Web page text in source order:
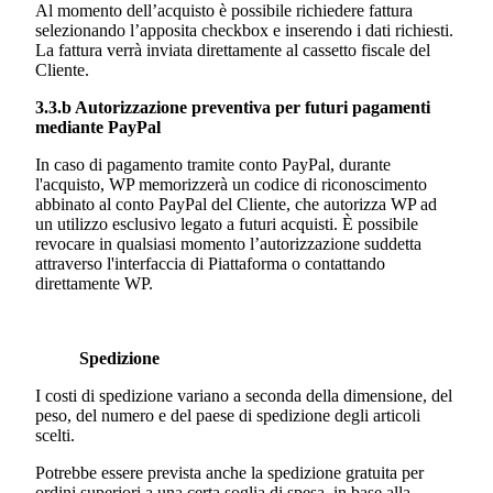
Al momento dell’acquisto è possibile richiedere fattura
selezionando l’apposita checkbox e inserendo i dati richiesti.
La fattura verrà inviata direttamente al cassetto fiscale del
Cliente.
3.3.b Autorizzazione preventiva per futuri pagamenti
mediante PayPal
In caso di pagamento tramite conto PayPal, durante
l'acquisto, WP memorizzerà un codice di riconoscimento
abbinato al conto PayPal del Cliente, che autorizza WP ad
un utilizzo esclusivo legato a futuri acquisti. È possibile
revocare in qualsiasi momento l’autorizzazione suddetta
attraverso l'interfaccia di Piattaforma o contattando
direttamente WP.
Spedizione
I costi di spedizione variano a seconda della dimensione, del
peso, del numero e del paese di spedizione degli articoli
scelti.
Potrebbe essere prevista anche la spedizione gratuita per